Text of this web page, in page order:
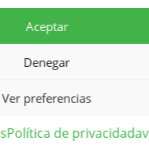
Aceptar
Denegar
Ver preferencias
Política de privacidad